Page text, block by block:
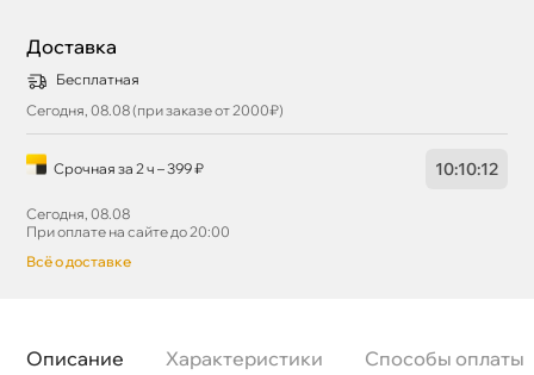
Доставка
Бесплатная
Сегодня, 08.08 (при заказе от 2000₽)
Срочная за 2 ч – 399 ₽ 10:10:11
Сегодня, 08.08
При оплате на сайте до 20:00
сё о доставке
Описание Характеристики Способы оплаты